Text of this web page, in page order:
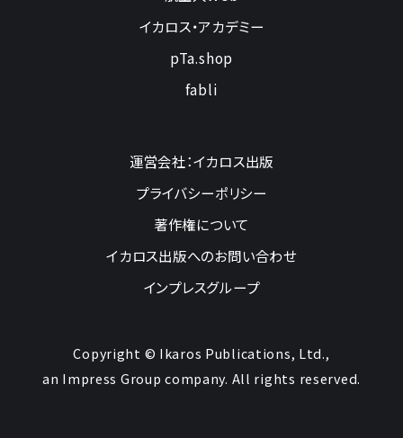
イカロス・アカデミー
pTa.shop
fabli
運営会社：イカロス出版
プライバシーポリシー
著作権について
イカロス出版へのお問い合わせ
インプレスグループ
Copyright © Ikaros Publications, Ltd.,
an Impress Group company. All rights reserved.